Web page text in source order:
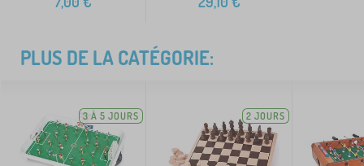
PLUS DE LA CATÉGORIE:
3 À 5 JOURS 2 JOURS